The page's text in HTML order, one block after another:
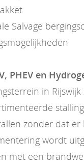
Salvage
PHEV en
in
zonder dat er
wordt
met een